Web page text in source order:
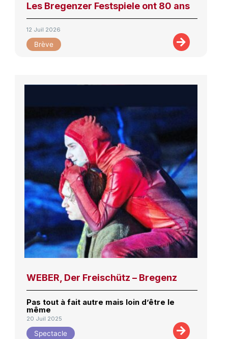
Les Bregenzer Festspiele ont 80 ans
12 Juil 2026
Brève
WEBER, Der Freischütz – Bregenz
Pas tout à fait autre mais loin d’être le
même
20 Juil 2025
Spectacle